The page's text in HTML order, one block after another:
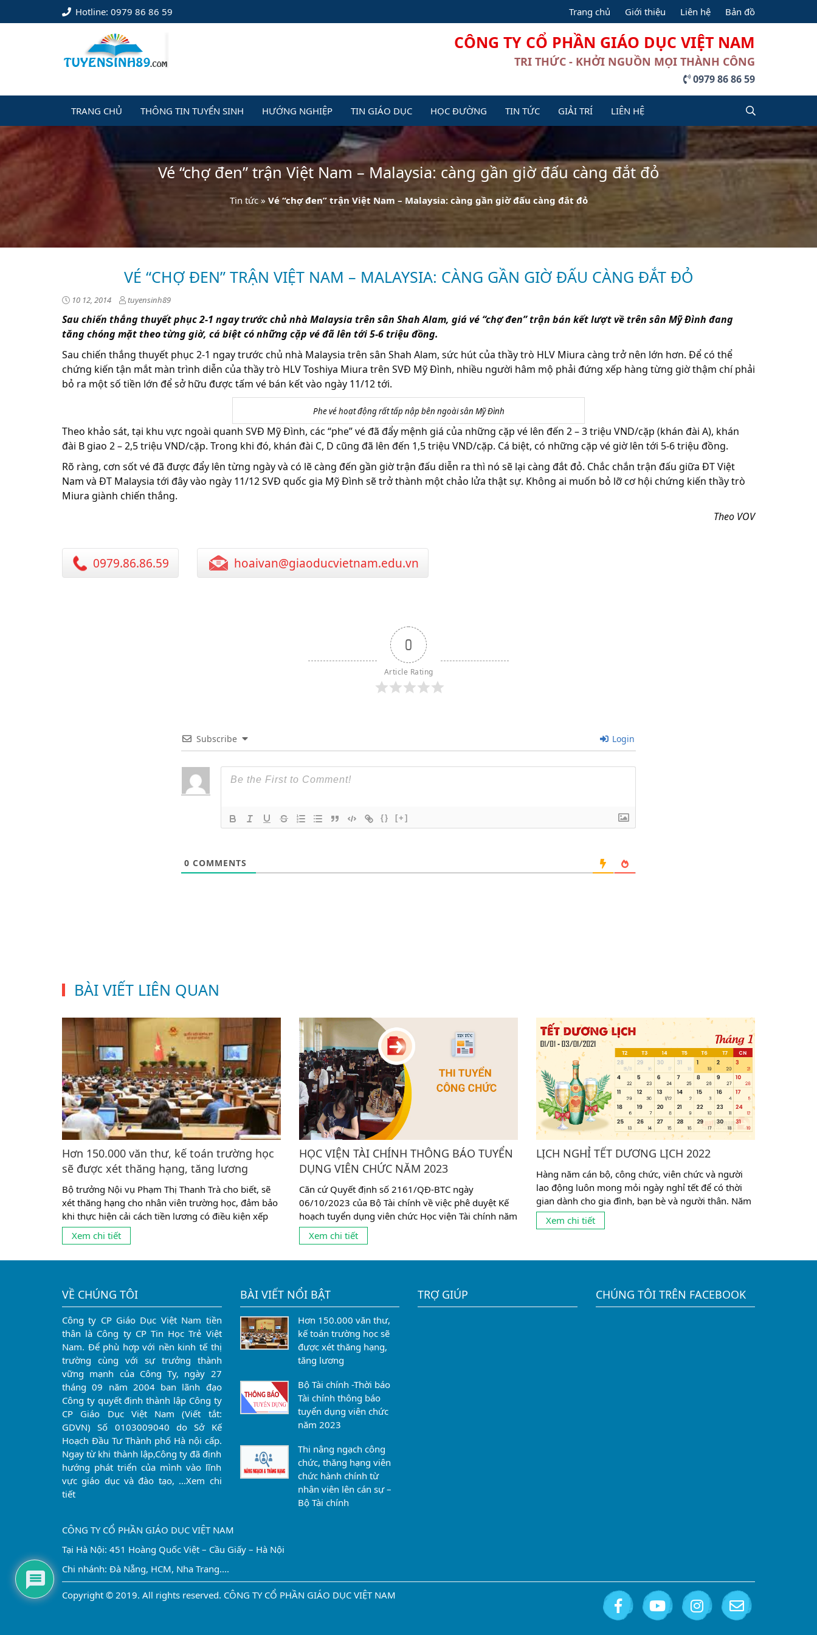
Hotline: 0979 86 86 59 Trang chủ Giới thiệu Liên hệ Bản đồ
CÔNG TY CỔ PHẦN GIÁO DỤC VIỆT NAM
TRI THỨC - KHỞI NGUỒN MỌI THÀNH CÔNG
0979 86 86 59
TRANG CHỦ THÔNG TIN TUYỂN SINH HƯỚNG NGHIỆP TIN GIÁO DỤC HỌC ĐƯỜNG TIN TỨC GIẢI TRÍ LIÊN HỆ
Vé “chợ đen” trận Việt Nam – Malaysia: càng gần giờ đấu càng đắt đỏ
Tin tức» Vé “chợ đen” trận Việt Nam – Malaysia: càng gần giờ đấu càng đắt đỏ
VÉ “CHỢ ĐEN” TRẬN VIỆT NAM – MALAYSIA: CÀNG GẦN GIỜ ĐẤU CÀNG ĐẮT ĐỎ
10 12, 2014 tuyensinh89
Sau chiến thắng thuyết phục 2-1 ngay trước chủ nhà Malaysia trên sân Shah Alam, giá vé “chợ đen” trận bán kết lượt về trên sân Mỹ Đình đang
tăng chóng mặt theo từng giờ, cá biệt có những cặp vé đã lên tới 5-6 triệu đồng.
Sau chiến thắng thuyết phục 2-1 ngay trước chủ nhà Malaysia trên sân Shah Alam, sức hút của thầy trò HLV Miura càng trở nên lớn hơn. Để có thể
chứng kiến tận mắt màn trình diễn của thầy trò HLV Toshiya Miura trên SVĐ Mỹ Đình, nhiều người hâm mộ phải đứng xếp hàng từng giờ thậm chí phải
bỏ ra một số tiền lớn để sở hữu được tấm vé bán kết vào ngày 11/12 tới.
Phe vé hoạt động rất tấp nập bên ngoài sân Mỹ Đình
Theo khảo sát, tại khu vực ngoài quanh SVĐ Mỹ Đình, các “phe” vé đã đẩy mệnh giá của những cặp vé lên đến 2 – 3 triệu VND/cặp (khán đài A), khán
đài B giao 2 – 2,5 triệu VND/cặp. Trong khi đó, khán đài C, D cũng đã lên đến 1,5 triệu VND/cặp. Cá biệt, có những cặp vé giờ lên tới 5-6 triệu đồng.
Rõ ràng, cơn sốt vé đã được đẩy lên từng ngày và có lẽ càng đến gần giờ trận đấu diễn ra thì nó sẽ lại càng đắt đỏ. Chắc chắn trận đấu giữa ĐT Việt
Nam và ĐT Malaysia tới đây vào ngày 11/12 SVĐ quốc gia Mỹ Đình sẽ trở thành một chảo lửa thật sự. Không ai muốn bỏ lỡ cơ hội chứng kiến thầy trò
Miura giành chiến thắng.
Theo VOV
0979.86.86.59 hoaivan@giaoducvietnam.edu.vn
0
Article Rating
Subscribe Login
{} [+]
0 COMMENTS
BÀI VIẾT LIÊN QUAN
Hơn 150.000 văn thư, kế toán trường học
sẽ được xét thăng hạng, tăng lương
Bộ trưởng Nội vụ Phạm Thị Thanh Trà cho biết, sẽ
xét thăng hạng cho nhân viên trường học, đảm bảo
khi thực hiện cải cách tiền lương có điều kiện xếp
lương tốt hơn. Chất vấn Bộ trưởng Nội vụ, đại biểu
Quốc hội Trịnh Minh Bình (Đoàn Vĩnh Long) cho
Xem chi tiết
HỌC VIỆN TÀI CHÍNH THÔNG BÁO TUYỂN
DỤNG VIÊN CHỨC NĂM 2023
Căn cứ Quyết định số 2161/QĐ-BTC ngày
06/10/2023 của Bộ Tài chính về việc phê duyệt Kế
hoạch tuyển dụng viên chức Học viện Tài chính năm
2023. Học viện Tài chính thông báo tuyển dụng viên
chức cụ thể như sau: 1. Chỉ tiêu tuyển dụng: Tuyển
Xem chi tiết
LỊCH NGHỈ TẾT DƯƠNG LỊCH 2022
Hàng năm cán bộ, công chức, viên chức và người
lao động luôn mong mỏi ngày nghỉ tết để có thời
gian dành cho gia đình, bạn bè và người thân. Năm
2022 và 2023 lịch nghỉ tết theo quy định như sau:
1. Đối với người lao động có chế độ nghỉ 02
Xem chi tiết
VỀ CHÚNG TÔI
Công ty CP Giáo Dục Việt Nam tiền
thân là Công ty CP Tin Học Trẻ Việt
Nam. Để phù hợp với nền kinh tế thị
trường cùng với sự trưởng thành
vững mạnh của Công Ty, ngày 27
tháng 09 năm 2004 ban lãnh đạo
Công ty quyết định thành lập Công ty
CP Giáo Dục Việt Nam (Viết tắt:
GDVN) Số 0103009040 do Sở Kế
Hoạch Đầu Tư Thành phố Hà nội cấp.
Ngay từ khi thành lập,Công ty đã định
hướng phát triển của mình vào lĩnh
vực giáo dục và đào tạo, …Xem chi
tiết
BÀI VIẾT NỔI BẬT
Hơn 150.000 văn thư,
kế toán trường học sẽ
được xét thăng hạng,
tăng lương
Bộ Tài chính -Thời báo
Tài chính thông báo
tuyển dụng viên chức
năm 2023
Thi nâng ngạch công
chức, thăng hạng viên
chức hành chính từ
nhân viên lên cán sự –
Bộ Tài chính
TRỢ GIÚP CHÚNG TÔI TRÊN FACEBOOK
CÔNG TY CỔ PHẦN GIÁO DỤC VIỆT NAM
Tại Hà Nội: 451 Hoàng Quốc Việt – Cầu Giấy – Hà Nội
Chi nhánh: Đà Nẵng, HCM, Nha Trang....
Copyright © 2019. All rights reserved. CÔNG TY CỔ PHẦN GIÁO DỤC VIỆT NAM